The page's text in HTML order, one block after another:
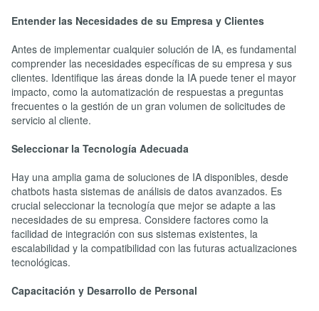
Entender las Necesidades de su Empresa y Clientes
Antes de implementar cualquier solución de IA, es fundamental
comprender las necesidades específicas de su empresa y sus
clientes. Identifique las áreas donde la IA puede tener el mayor
impacto, como la automatización de respuestas a preguntas
frecuentes o la gestión de un gran volumen de solicitudes de
servicio al cliente.
Seleccionar la Tecnología Adecuada
Hay una amplia gama de soluciones de IA disponibles, desde
chatbots hasta sistemas de análisis de datos avanzados. Es
crucial seleccionar la tecnología que mejor se adapte a las
necesidades de su empresa. Considere factores como la
facilidad de integración con sus sistemas existentes, la
escalabilidad y la compatibilidad con las futuras actualizaciones
tecnológicas.
Capacitación y Desarrollo de Personal